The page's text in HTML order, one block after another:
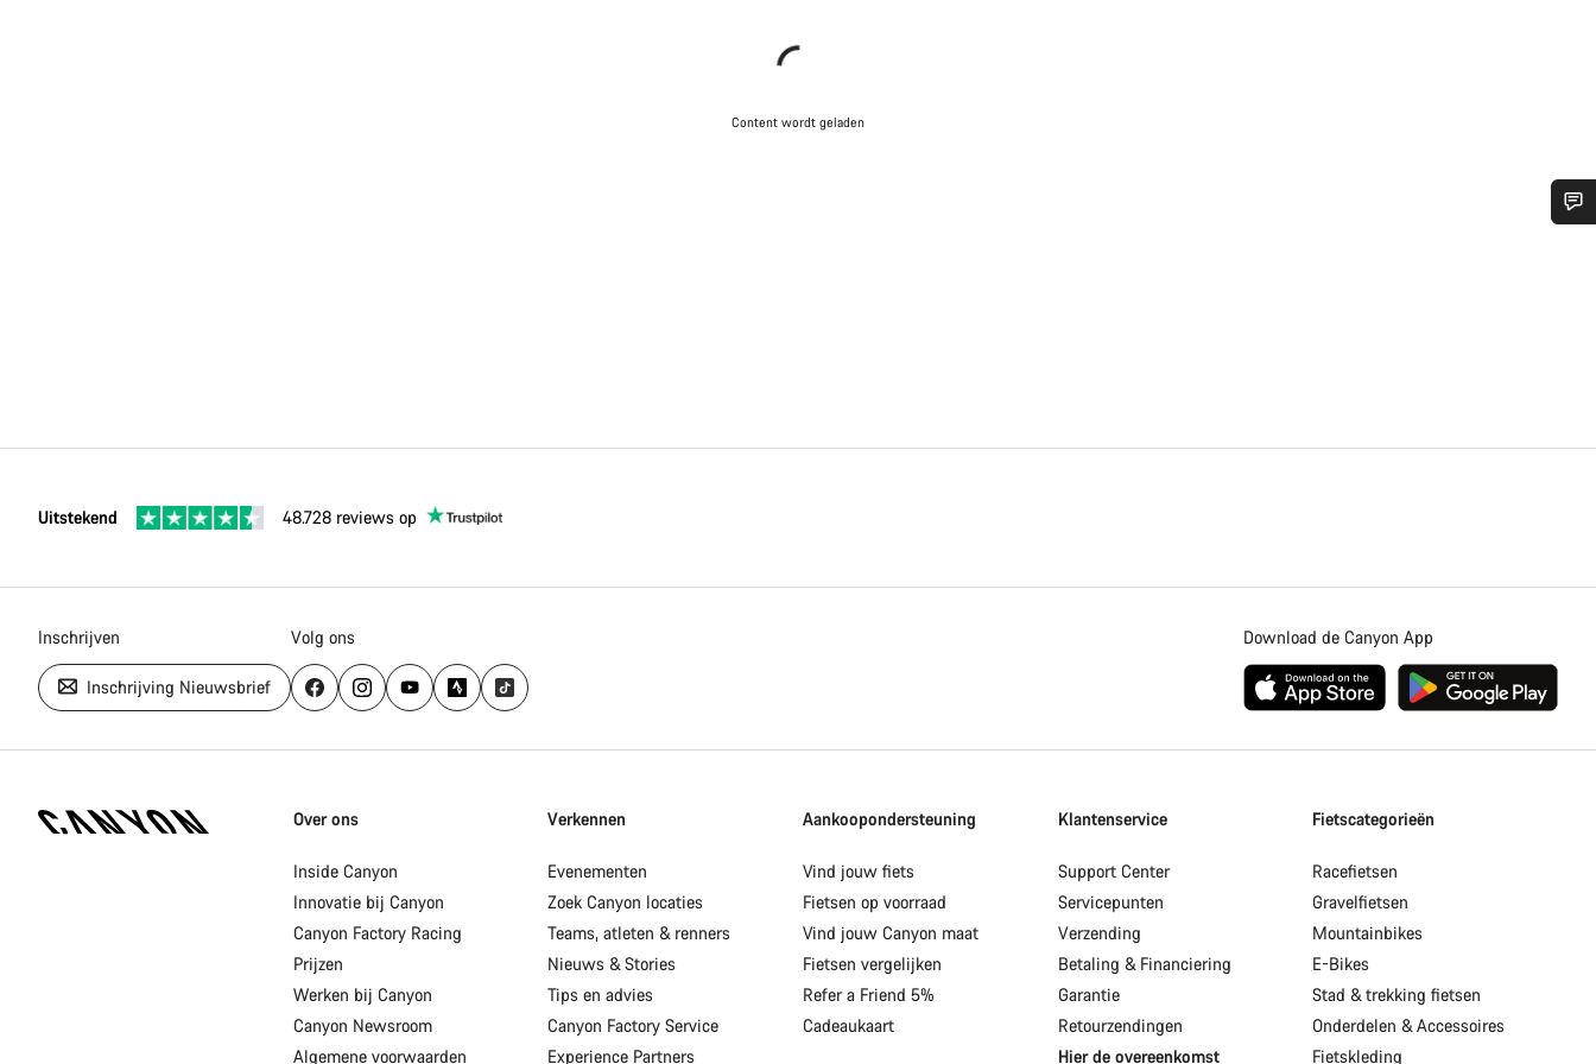
Content wordt geladen
Uitstekend 48.728 reviews op
Inschrijven
Inschrijving Nieuwsbrief
Volg ons Download de Canyon App
Homepage
Over ons
Inside Canyon
Innovatie bij Canyon
Canyon Factory Racing
Prijzen
Werken bij Canyon
Canyon Newsroom
Algemene voorwaarden
Verkennen
Evenementen
Zoek Canyon locaties
Teams, atleten & renners
Nieuws & Stories
Tips en advies
Canyon Factory Service
Experience Partners
Aankoopondersteuning
Vind jouw fiets
Fietsen op voorraad
Vind jouw Canyon maat
Fietsen vergelijken
Refer a Friend 5%
Cadeaukaart
Klantenservice
Support Center
Servicepunten
Verzending
Betaling & Financiering
Garantie
Retourzendingen
Hier de overeenkomst
Fietscategorieën
Racefietsen
Gravelfietsen
Mountainbikes
E-Bikes
Stad & trekking fietsen
Onderdelen & Accessoires
Fietskleding